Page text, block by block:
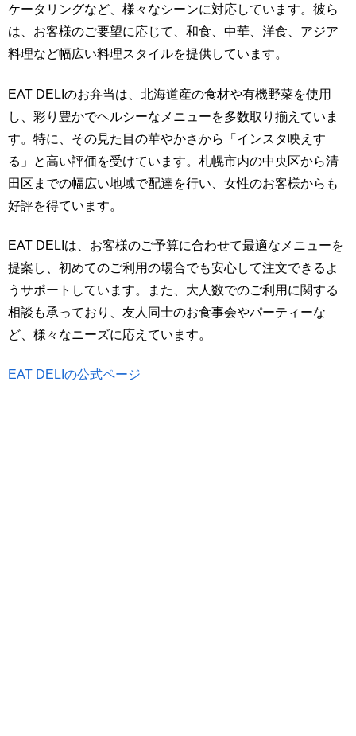
ケータリングなど、様々なシーンに対応しています。彼ら
は、お客様のご要望に応じて、和食、中華、洋食、アジア
料理など幅広い料理スタイルを提供しています。
EAT DELIのお弁当は、北海道産の食材や有機野菜を使用
し、彩り豊かでヘルシーなメニューを多数取り揃えていま
す。特に、その見た目の華やかさから「インスタ映えす
る」と高い評価を受けています。札幌市内の中央区から清
田区までの幅広い地域で配達を行い、女性のお客様からも
好評を得ています。
EAT DELIは、お客様のご予算に合わせて最適なメニューを
提案し、初めてのご利用の場合でも安心して注文できるよ
うサポートしています。また、大人数でのご利用に関する
相談も承っており、友人同士のお食事会やパーティーな
ど、様々なニーズに応えています。
EAT DELIの公式ページ